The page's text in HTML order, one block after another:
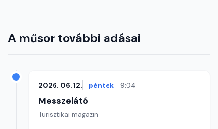
A műsor további adásai
2026. 06. 12. péntek 9:04
Messzelátó
Turisztikai magazin